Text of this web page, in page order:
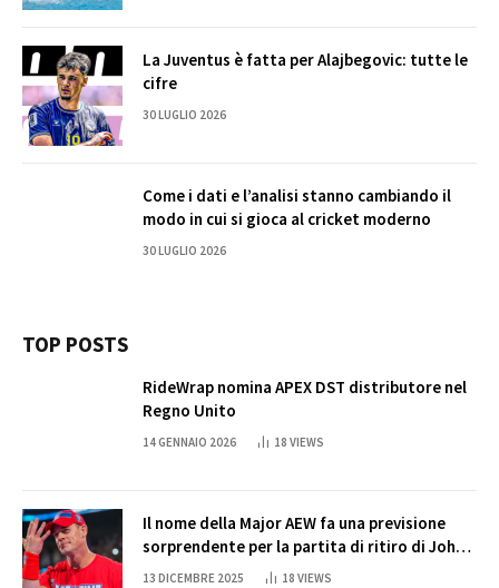
La Juventus è fatta per Alajbegovic: tutte le
cifre
30 LUGLIO 2026
Come i dati e l’analisi stanno cambiando il
modo in cui si gioca al cricket moderno
30 LUGLIO 2026
TOP POSTS
RideWrap nomina APEX DST distributore nel
Regno Unito
14 GENNAIO 2026 18 VIEWS
Il nome della Major AEW fa una previsione
sorprendente per la partita di ritiro di John
Cena
13 DICEMBRE 2025 18 VIEWS